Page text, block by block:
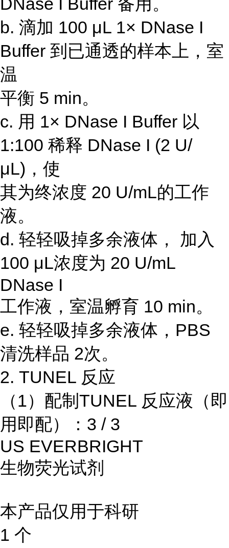
b. 滴加 100 μL 1× DNase I
Buffer 到已通透的样本上，室
温
平衡 5 min。
c. 用 1× DNase I Buffer 以
1:100 稀释 DNase I (2 U/
μL)，使
其为终浓度 20 U/mL的工作
液。
d. 轻轻吸掉多余液体， 加入
100 μL浓度为 20 U/mL
DNase I
工作液，室温孵育 10 min。
e. 轻轻吸掉多余液体，PBS
清洗样品 2次。
2. TUNEL 反应
（1）配制TUNEL 反应液（即
用即配）：3 / 3
US EVERBRIGHT
生物荧光试剂
本产品仅用于科研
1 个